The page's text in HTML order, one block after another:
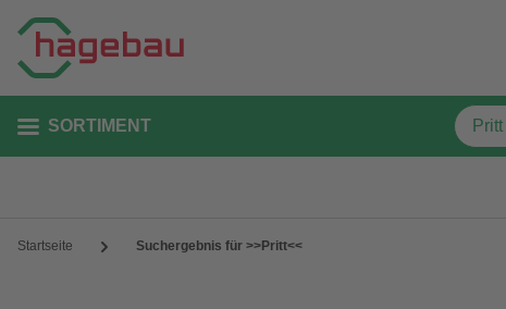
SORTIMENT
Startseite Suchergebnis für >>Pritt<<